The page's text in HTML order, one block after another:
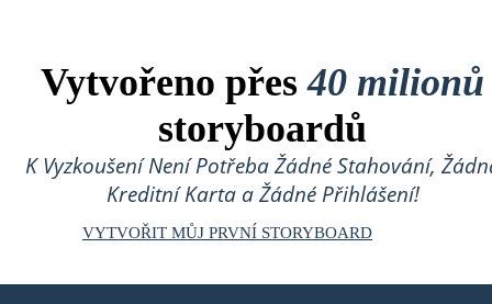
Vytvořeno přes40 milionů
storyboardů
K Vyzkoušení Není Potřeba Žádné Stahování,
Kreditní Karta a Žádné Přihlášení!
VYTVOŘIT MŮJ PRVNÍ STORYBOARD